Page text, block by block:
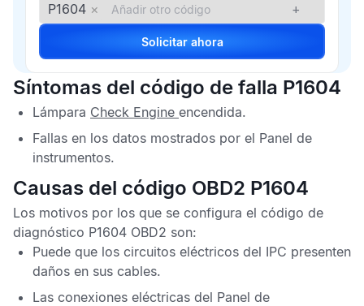
P1604 × +
Solicitar ahora
Síntomas del código de falla P1604
Lámpara Check Engine encendida.
Fallas en los datos mostrados por el Panel de
instrumentos.
Causas del código OBD2 P1604
Los motivos por los que se configura el código de
diagnóstico P1604 OBD2 son:
Puede que los circuitos eléctricos del IPC presenten
daños en sus cables.
Las conexiones eléctricas del Panel de